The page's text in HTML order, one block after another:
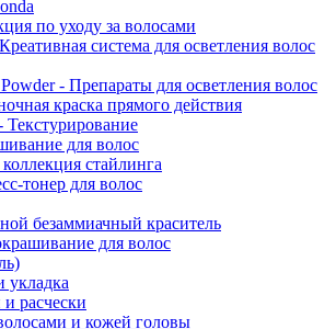
по уходу за волосами
система для осветления волос
- Препараты для осветления волос
краска прямого действия
для волос
стайлинга
тонер для волос
безаммиачный краситель
для волос
укладка
расчески
и кожей головы